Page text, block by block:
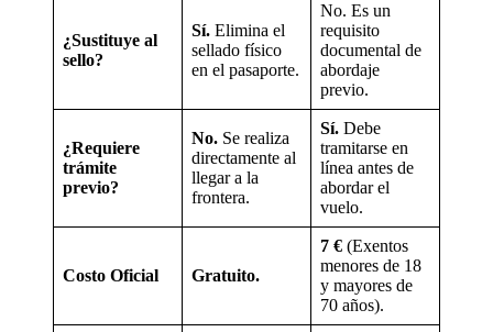
¿Sustituye al
sello?
Sí. Elimina el
sellado físico
en el pasaporte.
No. Es un
requisito
documental de
abordaje
previo.
¿Requiere
trámite
previo?
No. Se realiza
directamente al
llegar a la
frontera.
Sí. Debe
tramitarse en
línea antes de
abordar el
vuelo.
Costo Oficial Gratuito.
7 € (Exentos
menores de 18
y mayores de
70 años).